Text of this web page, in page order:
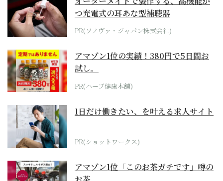
つ充電式の耳あな型補聴器
PR(ソノヴァ・ジャパン株式会社)
アマゾン1位の実績！380円で5日間お
試し。
PR(ハーブ健康本舗)
1日だけ働きたい、を叶える求人サイト
PR(ショットワークス)
アマゾン1位「このお茶ガチです」噂の